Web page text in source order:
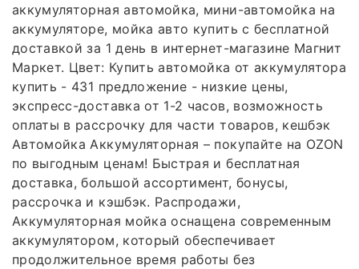
аккумуляторная автомойка, мини-автомойка на
аккумуляторе, мойка авто купить с бесплатной
доставкой за 1 день в интернет-магазине Магнит
Маркет. Цвет: Купить автомойка от аккумулятора
купить - 431 предложение - низкие цены,
экспресс-доставка от 1-2 часов, возможность
оплаты в рассрочку для части товаров, кешбэк
Автомойка Аккумуляторная – покупайте на OZON
по выгодным ценам! Быстрая и бесплатная
доставка, большой ассортимент, бонусы,
рассрочка и кэшбэк. Распродажи,
Аккумуляторная мойка оснащена современным
аккумулятором, который обеспечивает
продолжительное время работы без